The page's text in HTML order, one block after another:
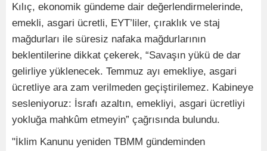
Kılıç, ekonomik gündeme dair değerlendirmelerinde,
emekli, asgari ücretli, EYT’liler, çıraklık ve staj
mağdurları ile süresiz nafaka mağdurlarının
beklentilerine dikkat çekerek, “Savaşın yükü de dar
gelirliye yüklenecek. Temmuz ayı emekliye, asgari
ücretliye ara zam verilmeden geçiştirilemez. Kabineye
sesleniyoruz: İsrafı azaltın, emekliyi, asgari ücretliyi
yokluğa mahkûm etmeyin” çağrısında bulundu.
"İklim Kanunu yeniden TBMM gündeminden